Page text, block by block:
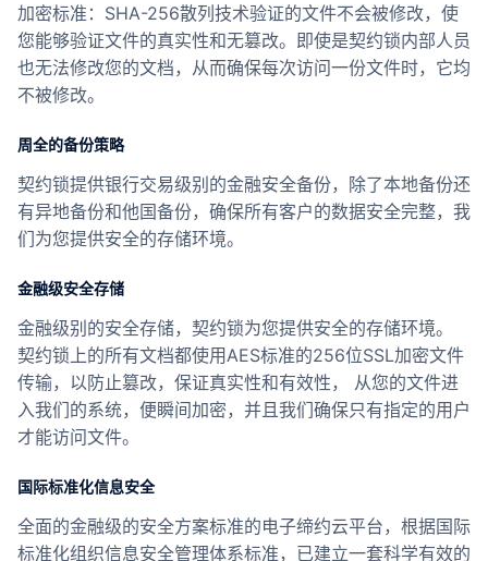
加密标准：SHA-256散列技术验证的文件不会被修改，使
您能够验证文件的真实性和无篡改。即使是契约锁内部人员
也无法修改您的文档，从而确保每次访问一份文件时，它均
不被修改。
周全的备份策略
契约锁提供银行交易级别的金融安全备份，除了本地备份还
有异地备份和他国备份，确保所有客户的数据安全完整，我
们为您提供安全的存储环境。
金融级安全存储
金融级别的安全存储，契约锁为您提供安全的存储环境。
契约锁上的所有文档都使用AES标准的256位SSL加密文件
传输，以防止篡改，保证真实性和有效性， 从您的文件进
入我们的系统，便瞬间加密，并且我们确保只有指定的用户
才能访问文件。
国际标准化信息安全
全面的金融级的安全方案标准的电子缔约云平台，根据国际
标准化组织信息安全管理体系标准，已建立一套科学有效的